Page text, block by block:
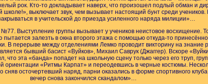
рок. Кто-то докладывает наверх, что произошел подлый обман и
выключает звук, чем вызывает настоящий бунт среди
в учительской до приезда усиленного наряда милиции»…
Выступление группы вызывает у учеников неистовое восхищение.
залезть в окна второго этажа с помощью откуда-то
В перерыве между отделениями Лемко проводит викторину на знание
бывший басист «Вуйков», Михаил Саврук (Джаггер). Вскоре
что эта «банда» попадет на школьную сцену только через его труп,
ориентации «Ритмы Карпат» и переодевшись в черные костюмы.
сняв осточертевший наряд, парни оказались в форме спортивного
вечер снова закончился скандалом»…